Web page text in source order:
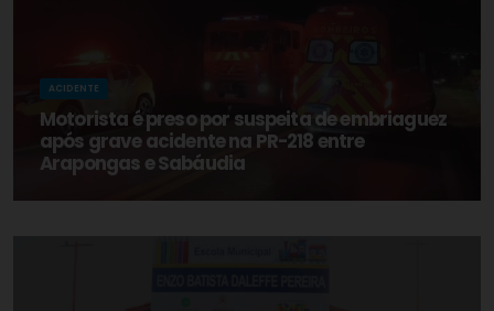
ACIDENTE
Motorista é preso por suspeita de embriaguez
após grave acidente na PR-218 entre
Arapongas e Sabáudia